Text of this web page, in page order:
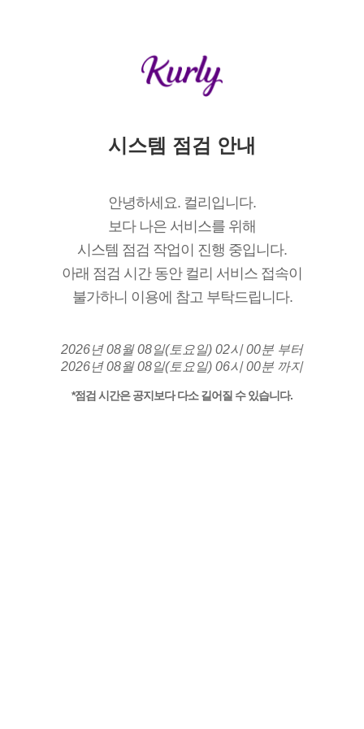
시스템 점검 안내
안녕하세요. 컬리입니다.
보다 나은 서비스를 위해
시스템 점검 작업이 진행 중입니다.
아래 점검 시간 동안 컬리 서비스 접속이
불가하니 이용에 참고 부탁드립니다.
2026년 08월 08일(토요일) 02시 00분 부터
2026년 08월 08일(토요일) 06시 00분 까지
*점검 시간은 공지보다 다소 길어질 수 있습니다.